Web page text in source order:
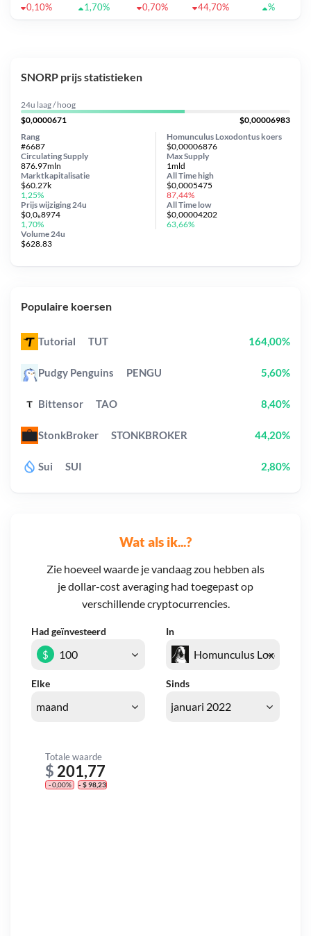
0,10%
1,70% 0,70% 44,70% %
Wat als ik...?
Zie hoeveel waarde je vandaag zou hebben als
je dollar-cost averaging had toegepast op
verschillende cryptocurrencies.
Had geïnvesteerd In
Elke Sinds
$
Totale waarde
$ 201,77
- 0,00% - $ 98,23
SNORP prijs statistieken
24u laag / hoog
$0,0000671
$0,00006983
Homunculus Loxodontus koers
$0,00006876
Circulating Supply
876.97mln
Prijs wijziging 24u
$0,0₆8974
1,70%
Max Supply
1mld
Marktkapitalisatie
$60.27k
1,25%
Volume 24u
$628.83
Rang
#6687
All Timehigh
$0,0005475
87,44%
All Time low
$0,00004202
63,66%
Populaire koersen
Tutorial TUT 164,00%
Pudgy Penguins PENGU 5,60%
Bittensor TAO 8,40%
StonkBroker STONKBROKER 44,20%
Sui SUI 2,80%